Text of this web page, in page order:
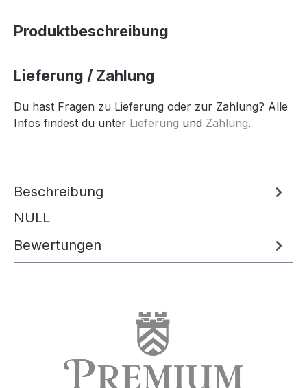
Produktbeschreibung
Lieferung / Zahlung
Du hast Fragen zu Lieferung oder zur Zahlung? Alle
Infos findest du unter Lieferung und Zahlung.
Beschreibung
NULL
Bewertungen